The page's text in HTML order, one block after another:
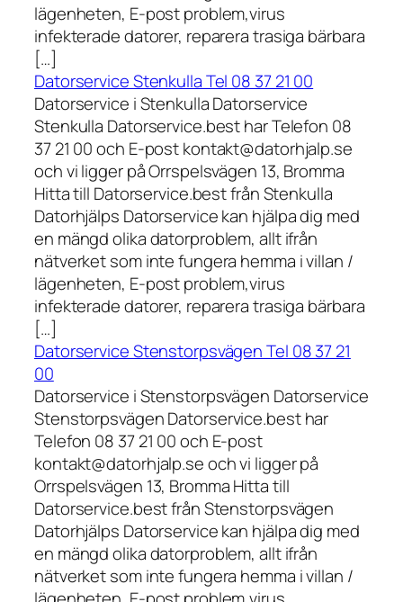
lägenheten, E-post problem,virus
infekterade datorer, reparera trasiga bärbara
[…]
Datorservice Stenkulla Tel 08 37 21 00
Datorservice i Stenkulla Datorservice
Stenkulla Datorservice.best har Telefon 08
37 21 00 och E-post kontakt@datorhjalp.se
och vi ligger på Orrspelsvägen 13, Bromma
Hitta till Datorservice.best från Stenkulla
Datorhjälps Datorservice kan hjälpa dig med
en mängd olika datorproblem, allt ifrån
nätverket som inte fungera hemma i villan /
lägenheten, E-post problem,virus
infekterade datorer, reparera trasiga bärbara
[…]
Datorservice Stenstorpsvägen Tel 08 37 21
00
Datorservice i Stenstorpsvägen Datorservice
Stenstorpsvägen Datorservice.best har
Telefon 08 37 21 00 och E-post
kontakt@datorhjalp.se och vi ligger på
Orrspelsvägen 13, Bromma Hitta till
Datorservice.best från Stenstorpsvägen
Datorhjälps Datorservice kan hjälpa dig med
en mängd olika datorproblem, allt ifrån
nätverket som inte fungera hemma i villan /